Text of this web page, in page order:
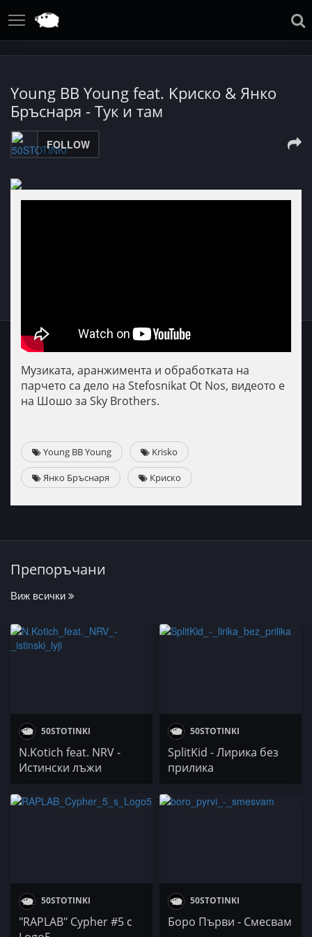
Young BB Young feat. Kриско & Янко
Бръснаря - Тук и там
FOLLOW
Музиката, аранжимента и обработката на
парчето са дело на Stefosnikat Ot Nos, видеото е
на Шошо за Sky Brothers.
Young BB Young Krisko
Янко Бръснаря Криско
Препоръчани
Виж всички
50STOTINKI
N.Kotich feat. NRV -
Истински лъжи
50STOTINKI
SplitKid - Лирика без
прилика
50STOTINKI
"RAPLAB" Cypher #5 с
50STOTINKI
Боро Първи - Смесвам